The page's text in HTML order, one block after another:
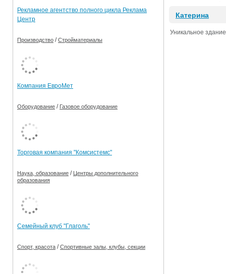
Катерина
Уникальное
Рекламное агентство полного цикла Реклама
Центр
Производство /Стройматериалы
Компания ЕвроМет
Оборудование / Газовое оборудование
Торговая компания "Комсистемс"
Наука, образование / Центры дополнительного
образования
Семейный клуб "Глаголь"
Спорт, красота /Спортивные залы, клубы, секции